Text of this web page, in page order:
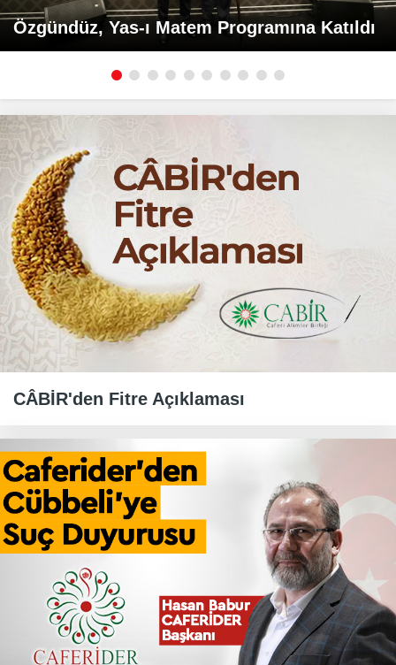
Özgündüz, Yas-ı Matem Programına Katıldı
CÂBİR'den Fitre Açıklaması